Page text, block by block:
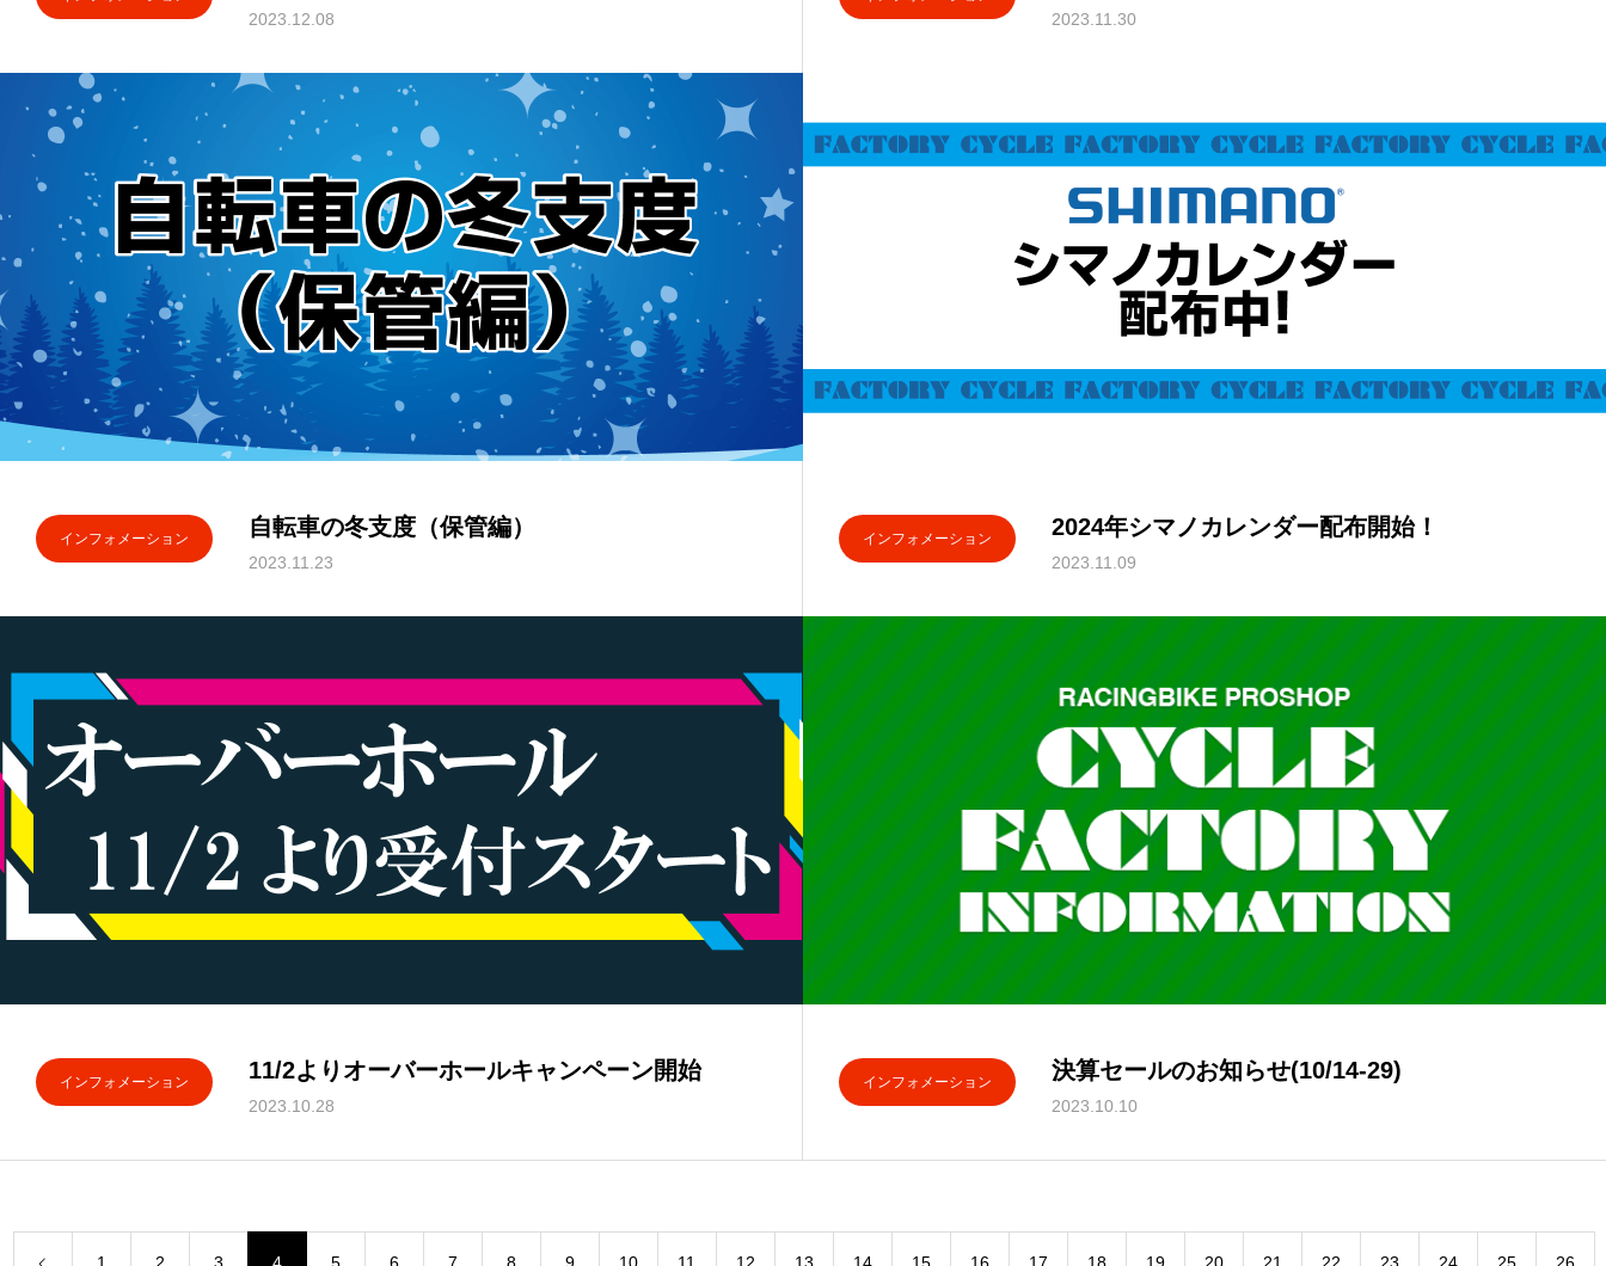
2023.12.08 2023.11.30
インフォメーション 自転車の冬支度（保管編）
2023.11.23
インフォメーション 2024年シマノカレンダー配布開始！
2023.11.09
インフォメーション 11/2よりオーバーホールキャンペーン開始
2023.10.28
インフォメーション 決算セールのお知らせ(10/14-29)
2023.10.10